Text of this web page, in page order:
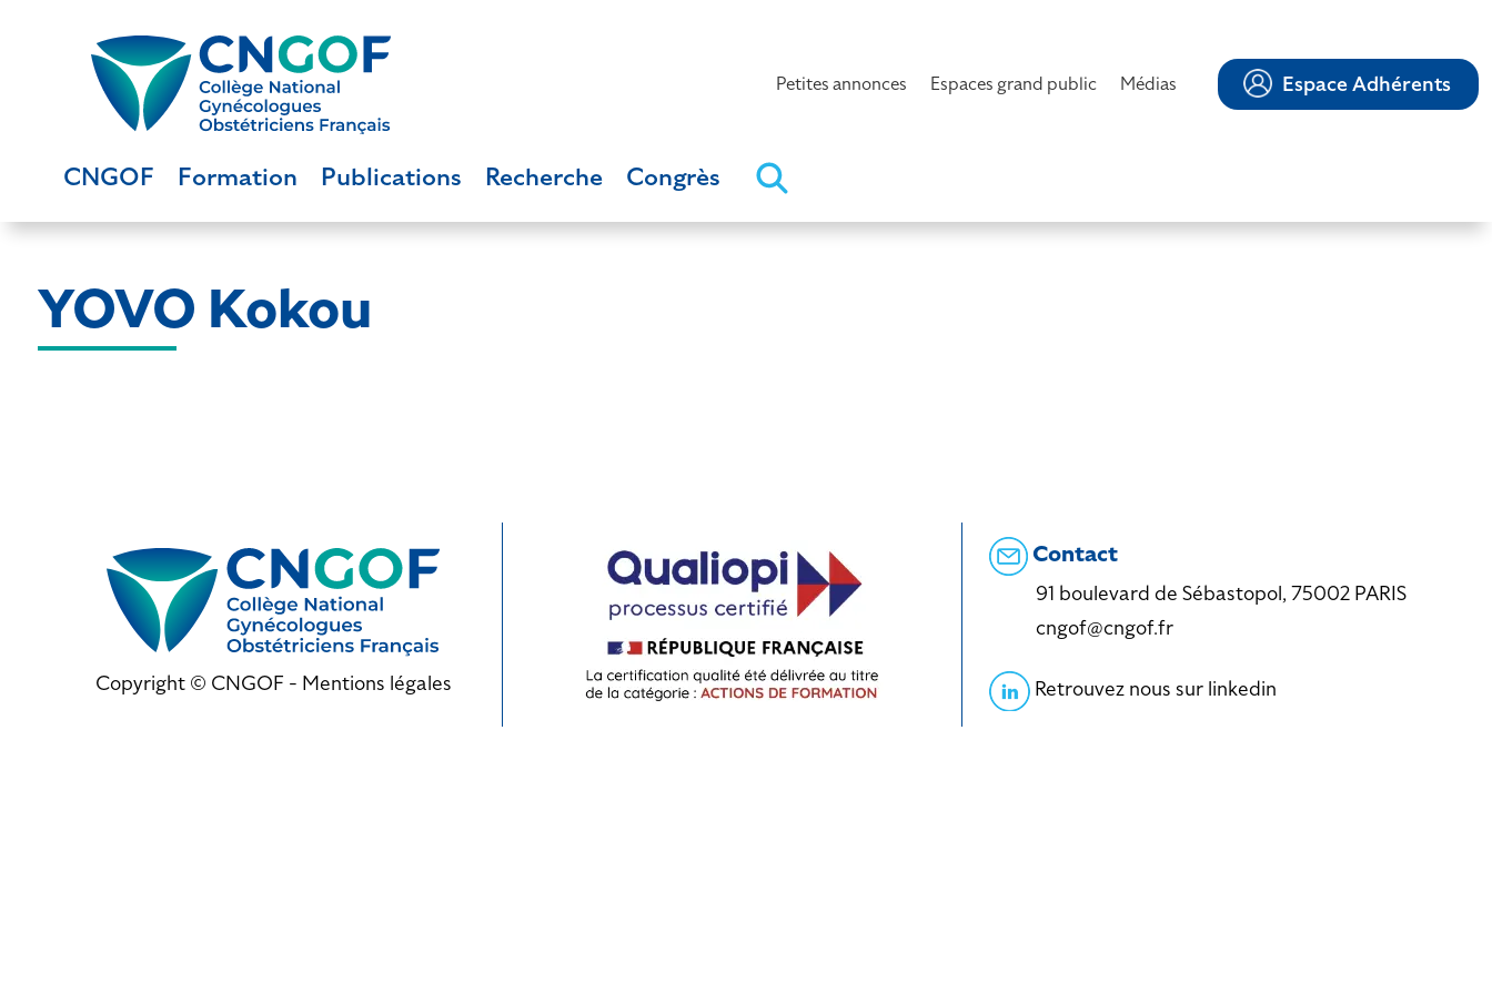
Petites annonces Espaces grand public Médias Espace Adhérents
CNGOF Formation Publications Recherche Congrès
YOVO Kokou
Copyright © CNGOF - Mentions légales
Contact
91 boulevard de Sébastopol, 75002 PARIS
cngof@cngof.fr
Retrouvez nous sur linkedin